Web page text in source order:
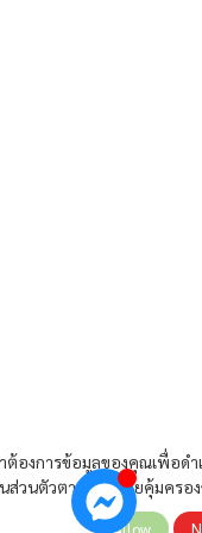
ต้องการข้อมูลของคุณเพื่อ
ส่วนตัวตามกฎหมายคุ้มคร
Allow